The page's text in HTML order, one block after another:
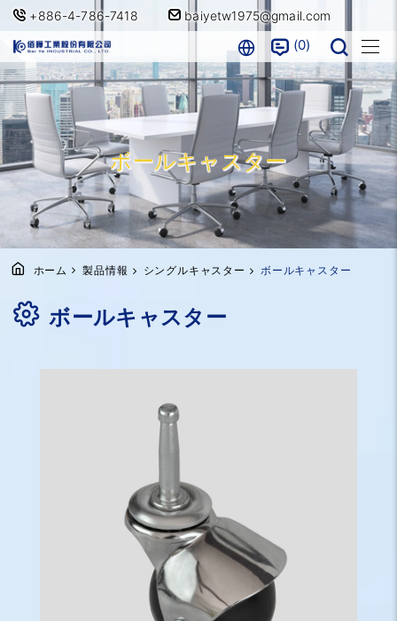
+886-4-786-7418 baiyetw1975@gmail.com
0
ボールキャスター
ホーム 製品情報 シングルキャスター ボールキャスター
ボールキャスター